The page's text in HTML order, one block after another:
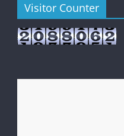
Visitor Counter